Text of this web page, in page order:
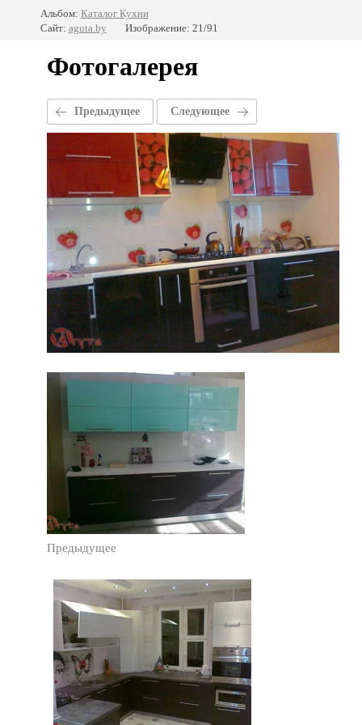
Альбом: Каталог Кухни
Сайт: aguta.by Изображение: 21/91
Фотогалерея
Предыдущее Следующее
Предыдущее